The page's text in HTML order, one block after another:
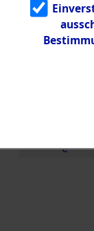
g
5.3.3
e